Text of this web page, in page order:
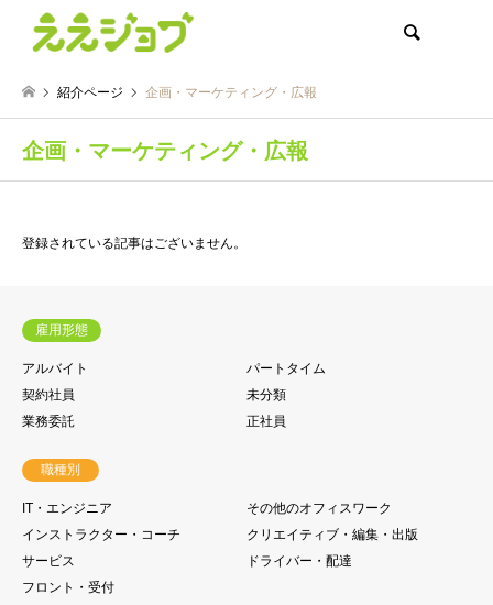
紹介ページ 企画・マーケティング・広報
企画・マーケティング・広報
登録されている記事はございません。
雇用形態
アルバイト
パートタイム
契約社員
未分類
業務委託
正社員
職種別
IT・エンジニア
その他のオフィスワーク
インストラクター・コーチ
クリエイティブ・編集・出版
サービス
ドライバー・配達
フロント・受付